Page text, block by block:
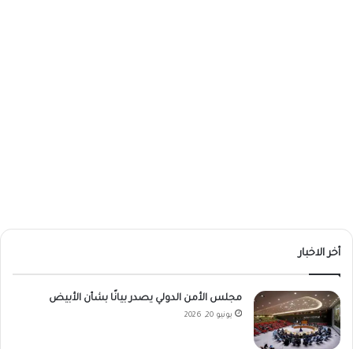
أخر الاخبار
مجلس الأمن الدولي يصدر بيانًا بشأن الأبيض
يونيو 20, 2026